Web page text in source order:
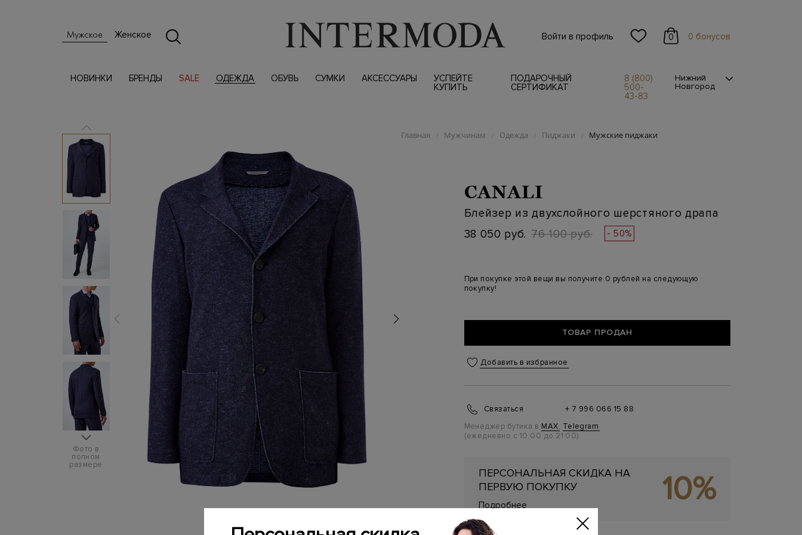
Мужское Женское Войти в профиль 0 0 бонусов
НОВИНКИ БРЕНДЫ SALE ОДЕЖДА ОБУВЬ СУМКИ АКСЕССУАРЫ
УСПЕЙТЕ
КУПИТЬ
ПОДАРОЧНЫЙ
СЕРТИФИКАТ
8 (800)
500-
43-83
Нижний
Новгород
Фото в
полном
размере
Главная / Мужчинам / Одежда / Пиджаки / Мужские пиджаки
CANALI
Блейзер из двухслойного шерстяного драпа
38 050 руб. 76 100 руб. - 50%
При покупке этой вещи вы получите 0 рублей на следующую
покупку!
ТОВАР ПРОДАН
Добавить в избранное
Связаться
+ 7 996 066 15 88
Менеджер бутика в MAX, Telegram
(ежедневно с 10:00 до 21:00)
ПЕРСОНАЛЬНАЯ СКИДКА НА
ПЕРВУЮ ПОКУПКУ
Подробнее 10%